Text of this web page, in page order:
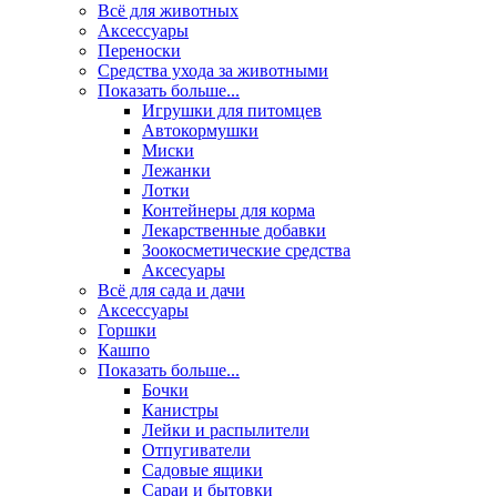
Всё для животных
Аксесcуары
Переноски
Средства ухода за животными
Показать больше...
Игрушки для питомцев
Автокормушки
Миски
Лежанки
Лотки
Контейнеры для корма
Лекарственные добавки
Зоокосметические средства
Аксесуары
Всё для сада и дачи
Аксессуары
Горшки
Кашпо
Показать больше...
Бочки
Канистры
Лейки и распылители
Отпугиватели
Садовые ящики
Сараи и бытовки